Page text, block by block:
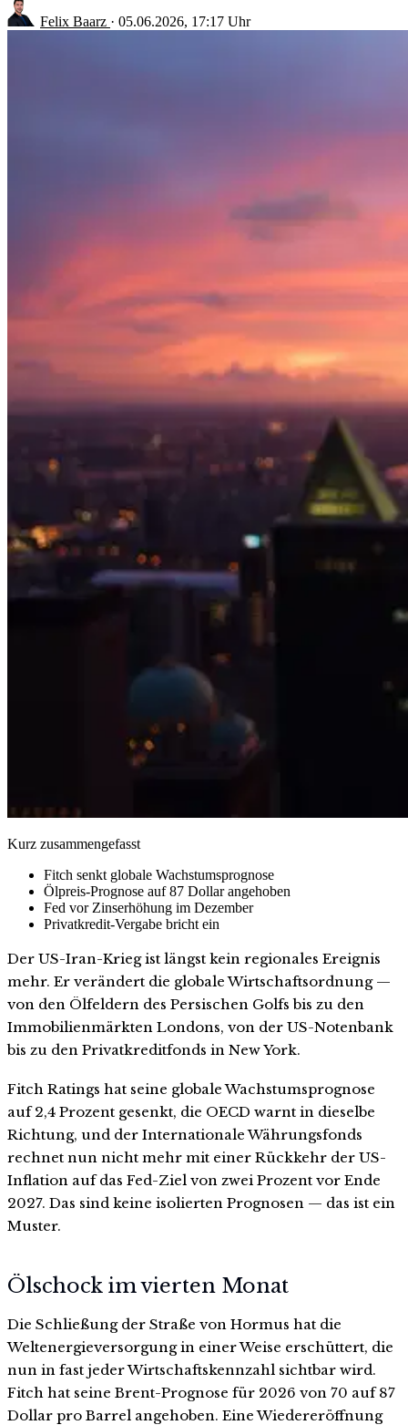
Felix Baarz · 05.06.2026, 17:17 Uhr
Kurz zusammengefasst
Fitch senkt globale Wachstumsprognose
Ölpreis-Prognose auf 87 Dollar angehoben
Fed vor Zinserhöhung im Dezember
Privatkredit-Vergabe bricht ein
Der US-Iran-Krieg ist längst kein regionales Ereignis
mehr. Er verändert die globale Wirtschaftsordnung —
von den Ölfeldern des Persischen Golfs bis zu den
Immobilienmärkten Londons, von der US-Notenbank
bis zu den Privatkreditfonds in New York.
Fitch Ratings hat seine globale Wachstumsprognose
auf 2,4 Prozent gesenkt, die OECD warnt in dieselbe
Richtung, und der Internationale Währungsfonds
rechnet nun nicht mehr mit einer Rückkehr der US-
Inflation auf das Fed-Ziel von zwei Prozent vor Ende
2027. Das sind keine isolierten Prognosen — das ist ein
Muster.
Ölschock im vierten Monat
Die Schließung der Straße von Hormus hat die
Weltenergieversorgung in einer Weise erschüttert, die
nun in fast jeder Wirtschaftskennzahl sichtbar wird.
Fitch hat seine Brent-Prognose für 2026 von 70 auf 87
Dollar pro Barrel angehoben. Eine Wiedereröffnung